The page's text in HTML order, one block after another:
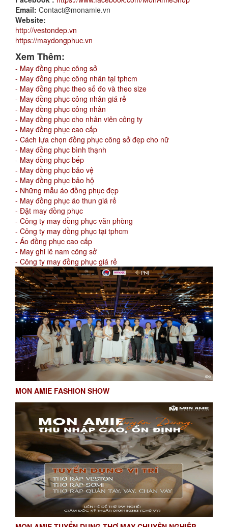
Email: Contact@monamie.vn
Website:
http://vestondep.vn
https://maydongphuc.vn
Xem Thêm:
- May đồng phục công sở
- May đồng phục công nhân tại tphcm
- May đồng phục theo số đo và theo size
- May đồng phục công nhân giá rẻ
- May đồng phục công nhân
- May đồng phục cho nhân viên công ty
- May đồng phục cao cấp
- Cách lựa chọn đồng phục công sở đẹp cho nữ
- May đồng phục bình thạnh
- May đồng phục bếp
- May đồng phục bảo vệ
- May đồng phục bảo hộ
- Những mẫu áo đồng phục đẹp
- May đồng phục áo thun giá rẻ
- Đặt may đồng phục
- Công ty may đồng phục văn phòng
- Công ty may đồng phục tại tphcm
- Áo đồng phục cao cấp
- May ghi lê nam công sở
- Công ty may đồng phục giá rẻ
MON AMIE FASHION SHOW